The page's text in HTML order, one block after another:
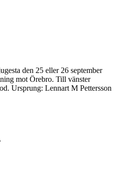
den 25 eller 26 september
mot Örebro. Till vänster
Ursprung: Lennart M Pettersson